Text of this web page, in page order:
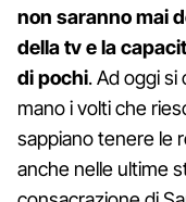
non saranno mai
della tv e la
di pochi. Ad oggi
mano i volti che
sappiano tenere le
anche nelle ultime